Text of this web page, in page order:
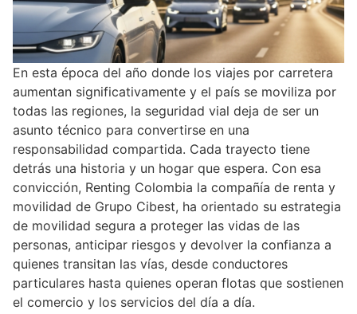
En esta época del año donde los viajes por carretera
aumentan significativamente y el país se moviliza por
todas las regiones, la seguridad vial deja de ser un
asunto técnico para convertirse en una
responsabilidad compartida. Cada trayecto tiene
detrás una historia y un hogar que espera. Con esa
convicción, Renting Colombia la compañía de renta y
movilidad de Grupo Cibest, ha orientado su estrategia
de movilidad segura a proteger las vidas de las
personas, anticipar riesgos y devolver la confianza a
quienes transitan las vías, desde conductores
particulares hasta quienes operan flotas que sostienen
el comercio y los servicios del día a día.